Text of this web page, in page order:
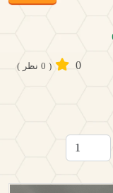
0 ( 0 نظر )